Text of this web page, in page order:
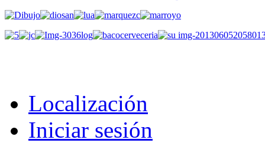
Localización
Iniciar sesión